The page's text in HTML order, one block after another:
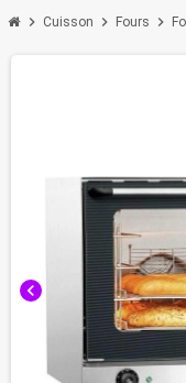
chevron_right Cuisson chevron_right Fours chevron_right
chevron_left